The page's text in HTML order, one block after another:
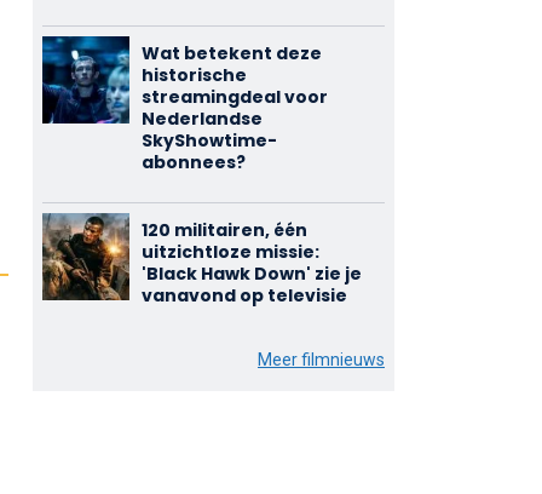
Wat betekent deze
historische
streamingdeal voor
Nederlandse
SkyShowtime-
abonnees?
120 militairen, één
uitzichtloze missie:
'Black Hawk Down' zie je
vanavond op televisie
Meer filmnieuws